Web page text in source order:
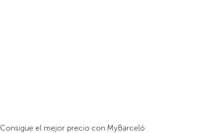
Consigue el mejor precio con MyBarceló